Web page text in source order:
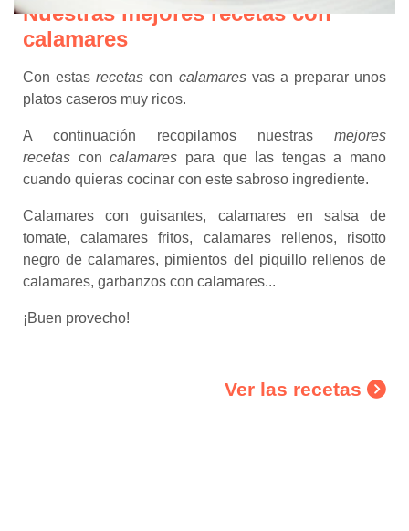
Nuestras mejores recetas con
calamares
Con estasrecetas con calamaresvas a preparar unos
platos caseros muy ricos.
A continuación recopilamos nuestras mejores
recetas concalamares para que las tengas a mano
cuando quieras cocinar con este sabroso ingrediente.
Calamares con guisantes, calamares en salsa de
tomate, calamares fritos, calamares rellenos, risotto
negro de calamares, pimientos del piquillo rellenos de
calamares, garbanzos con calamares...
¡Buen provecho!
Ver las recetas